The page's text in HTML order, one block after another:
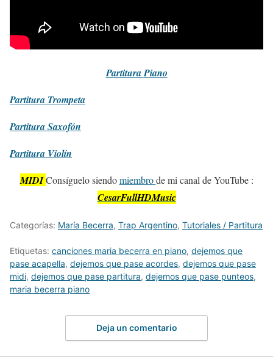
PartituraPiano
Partitura Trompeta
PartituraSaxofón
Partitura Violín
MIDI Consíguelo siendomiembrode mi canal de YouTube :
CesarFullHDMusic
Categorías: María Becerra, Trap Argentino, Tutoriales / Partitura
Etiquetas: canciones maria becerra en piano, dejemos que
pase acapella, dejemos que pase acordes, dejemos que pase
midi, dejemos que pase partitura, dejemos que pase punteos,
maria becerra piano
Deja un comentario